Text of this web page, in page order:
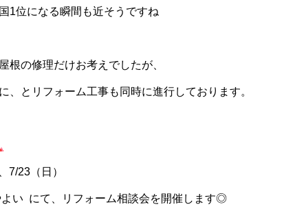
1位になる瞬間も近そうですね
根の修理だけお考えでしたが、
、とリフォーム工事も同時に進行しております。
7/23（日）
よい にて、リフォーム相談会を開催します◎